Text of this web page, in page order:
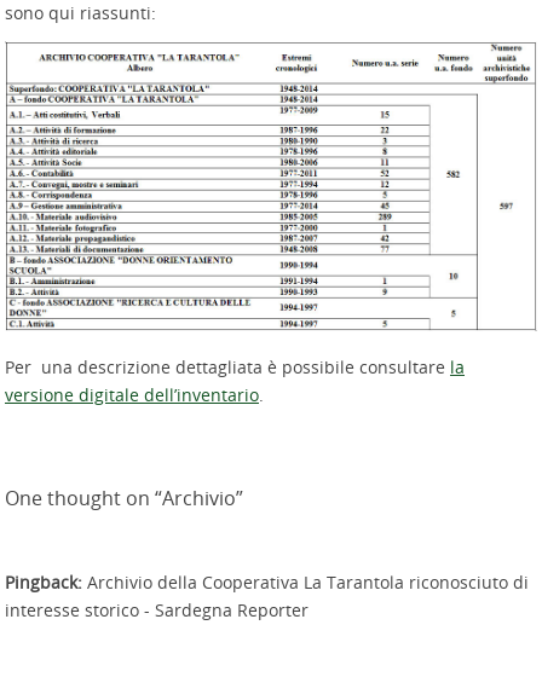
sono qui riassunti:
Per una descrizione dettagliata è possibile consultare la
versione digitale dell’inventario
One thought on “Archivio”
Pingback: Archivio della Cooperativa La Tarantola riconosciuto di
interesse storico - Sardegna Reporter